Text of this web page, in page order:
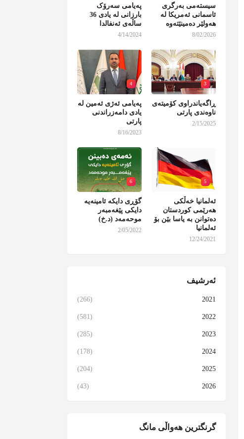
سیستەمی بەرگری
ئاسمانی ئەمریکا لە
هەولێر دەمینێتەوە
8/02/2026
پەیامی سەرۆک
بارزانی لە یادی 36
ساڵەی ئەنفالدا
4/14/2024
3
ڕاگەیاندراوی کۆمیتەی
ناوەندی پارتی
2/15/2025
4
پەیامی ئەژی ئەمین لە
یادی دامەزراندنی
پارتی
8/16/2023
5
ئەلمانیا خەڵکی
هەرێمی کوردستان
دەتوانن بە یاسا بێن بۆ
ئەلمانیا
12/24/2021
6
گۆڕی دایکە ئامینەیە
دایکی پێغەمبەر
موحەمەد (د.خ)
2/05/2022
ئەرشیف
2021
(266)
2022
(581)
2023
(285)
2024
(178)
2025
(204)
2026
(43)
گرنگترین هەواڵی مانگ